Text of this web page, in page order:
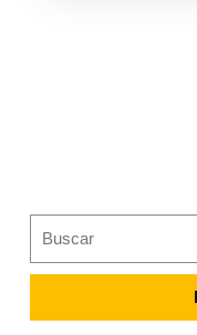
for: